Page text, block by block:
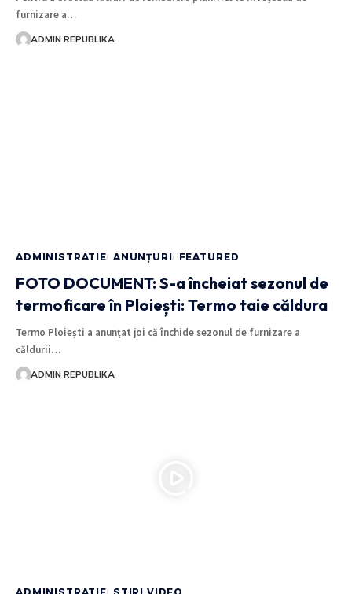
furnizare a…
ADMIN REPUBLIKA
ADMINISTRATIE ANUNȚURI FEATURED
FOTO DOCUMENT: S-a încheiat sezonul de
termoficare în Ploiești: Termo taie căldura
Termo Ploiești a anunţat joi că închide sezonul de furnizare a
căldurii…
ADMIN REPUBLIKA